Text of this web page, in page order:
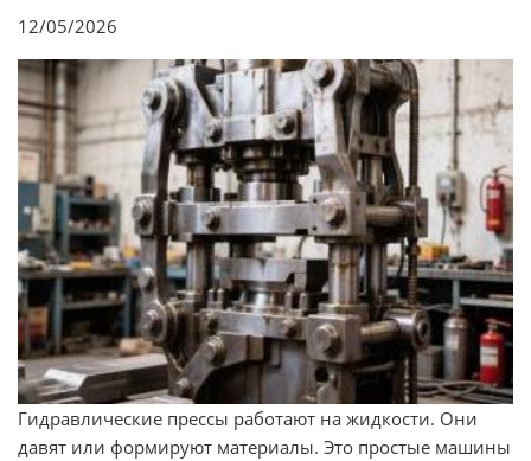
12/05/2026
Гидравлические прессы работают на жидкости. Они
давят или формируют материалы. Это простые машины